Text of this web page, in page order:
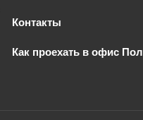
Контакты
Как проехать в офис